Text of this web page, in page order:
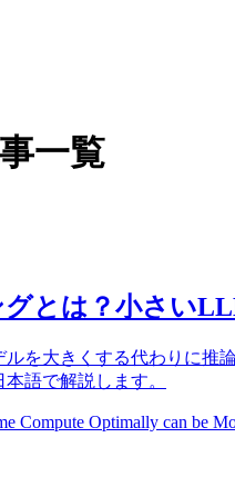
一覧
とは？小さい
を大きくする代わりに推
語で解説します。
Compute Optimally can be